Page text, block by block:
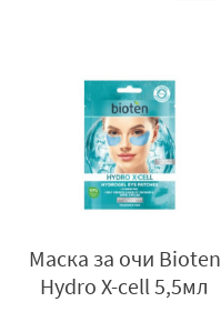
Маска за очи Bioten
Hydro X-cell 5,5мл